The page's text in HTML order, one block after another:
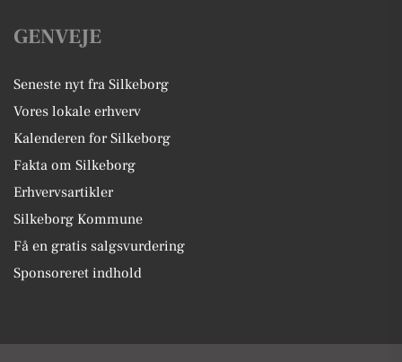
GENVEJE
Seneste nyt fra Silkeborg
Vores lokale erhverv
Kalenderen for Silkeborg
Fakta om Silkeborg
Erhvervsartikler
Silkeborg Kommune
Få en gratis salgsvurdering
Sponsoreret indhold